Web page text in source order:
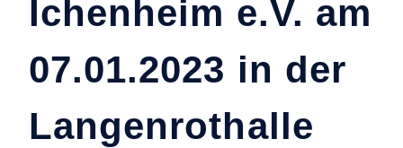
Ichenheim e.V. am
07.01.2023 in der
Langenrothalle